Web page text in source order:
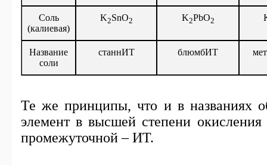
Соль
(калиевая)
K2SnO2 K2PbO2
Название
соли
станнИТ блюмбИТ
Те же принципы, что и в названиях
элемент в высшей степени
промежуточной – ИТ.